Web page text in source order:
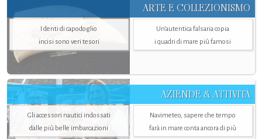
ARTE E COLLEZIONISMO
I denti di capodoglio
incisi sono veri tesori
Un’autentica falsaria copia
i quadri di mare più famosi
AZIENDE & ATTIVITÀ
Gli accessori nautici indossati
dalle più belle imbarcazioni
Navimeteo, sapere che tempo
farà in mare conta ancora di più